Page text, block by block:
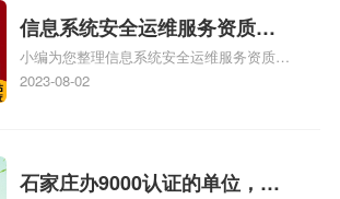
信息系统安全运维服务资质二
级费用，信息系统安全运维服
务资质二级
小编为您整理信息系统安全运维服务资质认
证证书机构有哪些、安全运维服务资质的费
体系认证知识，详情可查看下方正文！
2023-08-02
石家庄办9000认证的单位，石